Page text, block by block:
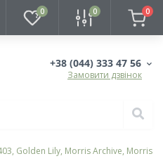
0 0 0
+38 (044) 333 47 56
Замовити дзвінок
Golden Lily, Morris Archive, Morris &